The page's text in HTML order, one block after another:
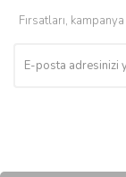
Fırsatları,